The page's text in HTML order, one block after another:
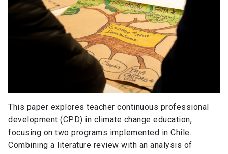
This paper explores teacher continuous professional
development (CPD) in climate change education,
focusing on two programs implemented in Chile.
Combining a literature review with an analysis of